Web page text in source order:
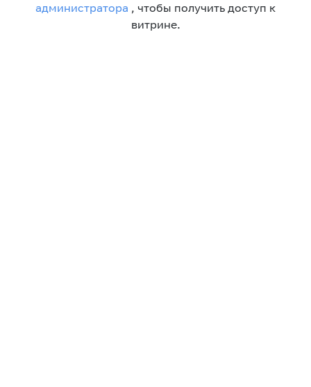
администратора , чтобы получить доступ к
витрине.